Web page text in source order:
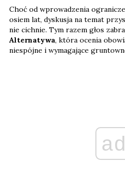
Choć od wprowadzenia
osiem lat, dyskusja na temat
nie cichnie. Tym razem głos
Alternatywa, która ocenia
niespójne i wymagające
ad